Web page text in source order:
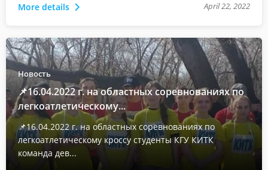
More details April 22, 2022
Новость
📌16.04.2022 г. на областных соревнованиях по
легкоатлетическому...
📌16.04.2022 г. на областных соревнованиях по
легкоатлетическому кроссу студенты КГУ КИТК
команда дев...